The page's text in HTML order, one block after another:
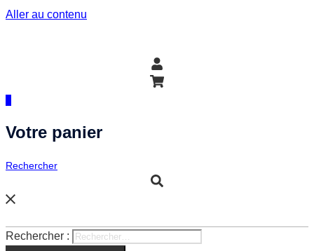
Aller au contenu
Votre panier
Rechercher
Rechercher :